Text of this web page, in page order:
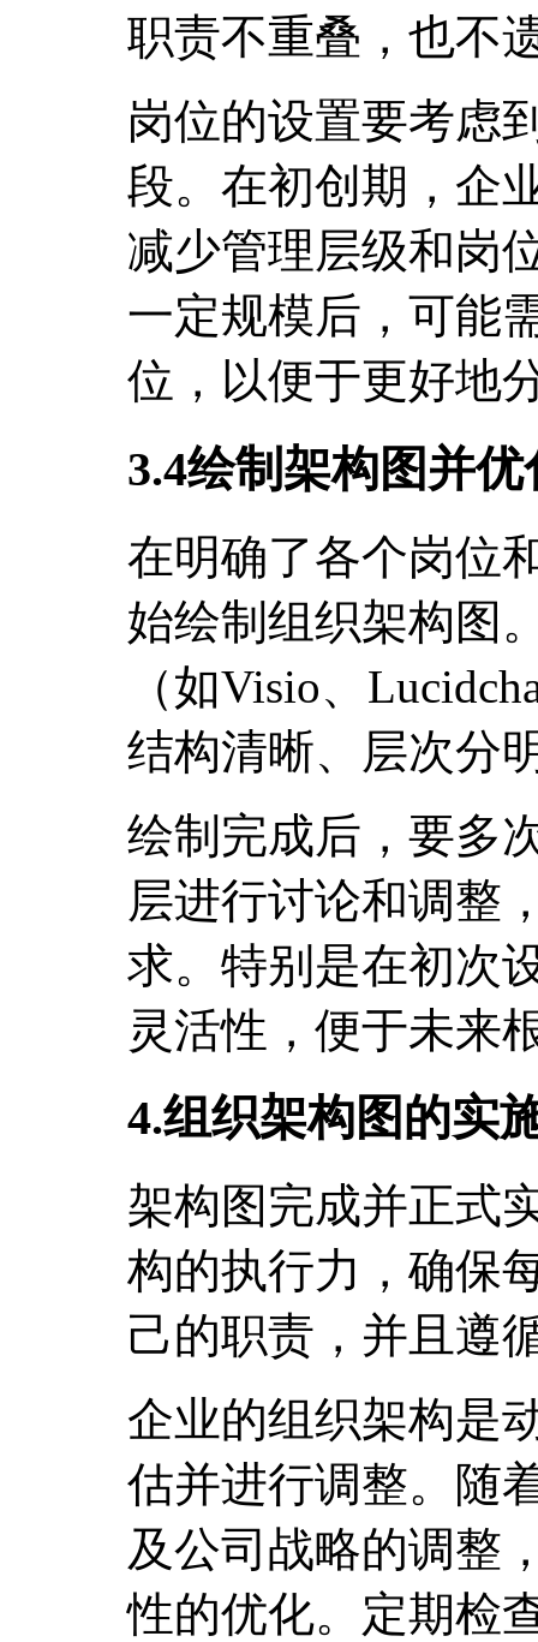
职责不重叠，也不
岗位的设置要考虑
段。在初创期，企
减少管理层级和岗
一定规模后，可能
位，以便于更好地
3.4绘制架构图并
在明确了各个岗位
始绘制组织架构图
（如Visio、
结构清晰、层次分
绘制完成后，要多
层进行讨论和调整
求。特别是在初次
灵活性，便于未来
4.组织架构图的实
架构图完成并正式
构的执行力，确保
己的职责，并且遵
企业的组织架构是
估并进行调整。随
及公司战略的调整
性的优化。定期检